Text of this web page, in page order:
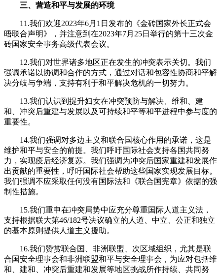
三、营造和平与发展的环境
11.我们欢迎2023年6月1日发布的《金砖国家外长正式会
晤联合声明》，并注意到在2023年7月25日举行的第十三次金
砖国家安全事务高级代表会议。
12.我们对世界诸多地区正在发生的冲突表示关切。我们
强调承诺以协调和合作的方式，通过对话和包容性协商和平解
决分歧与争端，支持有利于和平解决危机的一切努力。
13.我们认识到提升妇女在冲突预防与解决、维和、建
和、冲突后重建与发展以及可持续和平等和平进程中参与度的
重要性。
14.我们强调对多边主义和联合国核心作用的承诺，这是
维护和平与安全的前提。我们呼吁国际社会支持各国共同努
力，实现疫后经济复苏。我们强调为冲突后国家重建和发展作
出贡献的重要性，呼吁国际社会帮助这些国家实现发展目标。
我们强调不应采取任何没有国际法和《联合国宪章》依据的强
制性措施。
15.我们重申在冲突局势中应充分尊重国际人道主义法，
支持根据联大第46/182号决议确立的人道、中立、公正和独立
的基本原则提供人道主义援助。
16.我们赞赏联合国、非洲联盟、次区域组织，尤其是联
合国安全理事会和非洲联盟和平与安全理事会，为应对包括维
和、建和、冲突后重建和发展等地区挑战所作持续、共同努